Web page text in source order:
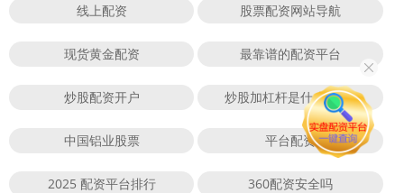
线上配资 股票配资网站导航
现货黄金配资 最靠谱的配资平台
炒股配资开户 炒股加杠杆是什么意思?
中国铝业股票 平台配资
2025 配资平台排行 360配资安全吗